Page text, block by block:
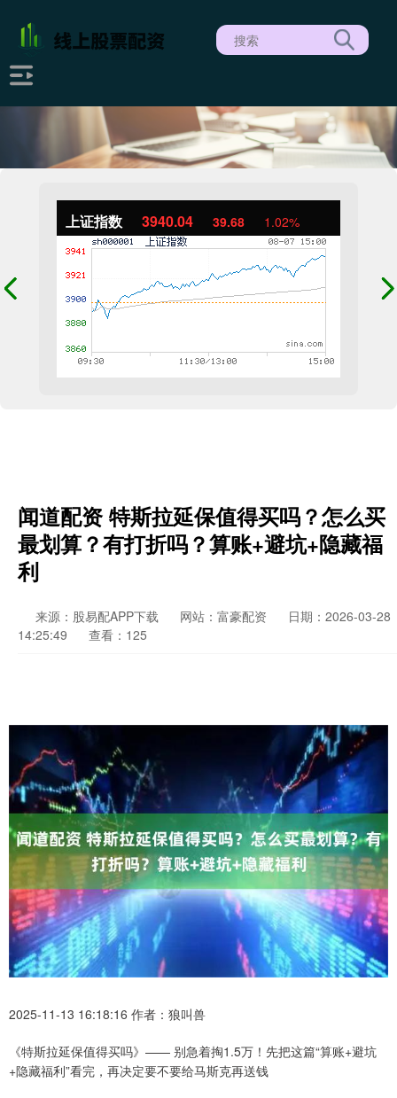
上证指数 3940.04 39.68 1.02%
闻道配资 特斯拉延保值得买吗？怎么买
最划算？有打折吗？算账+避坑+隐藏福
利
来源：股易配APP下载 网站：富豪配资
日期：2026-03-28
14:25:49
查看：125
2025-11-13 16:18:16 作者：狼叫兽
《特斯拉延保值得买吗》—— 别急着掏1.5万！先把这篇“算账+避坑
+隐藏福利”看完，再决定要不要给马斯克再送钱